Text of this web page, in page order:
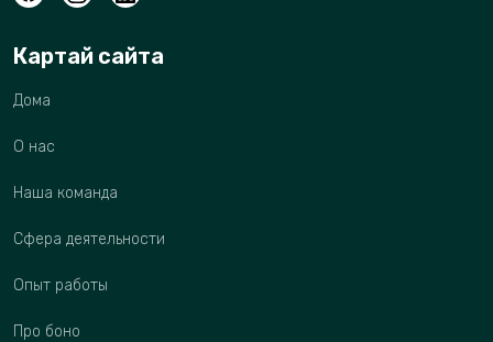
Картай сайта
Дома
О нас
Наша команда
Сфера деятельности
Опыт работы
Про боно